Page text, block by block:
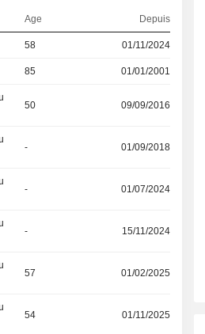
Age Depuis
58 01/11/2024
85 01/01/2001
50 09/09/2016
- 01/09/2018
- 01/07/2024
- 15/11/2024
57 01/02/2025
54 01/11/2025